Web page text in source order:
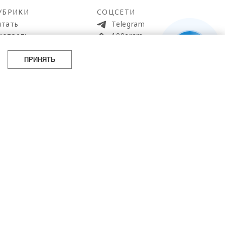
СОЦСЕТИ
Telegram
100gram
ПРИНЯТЬ